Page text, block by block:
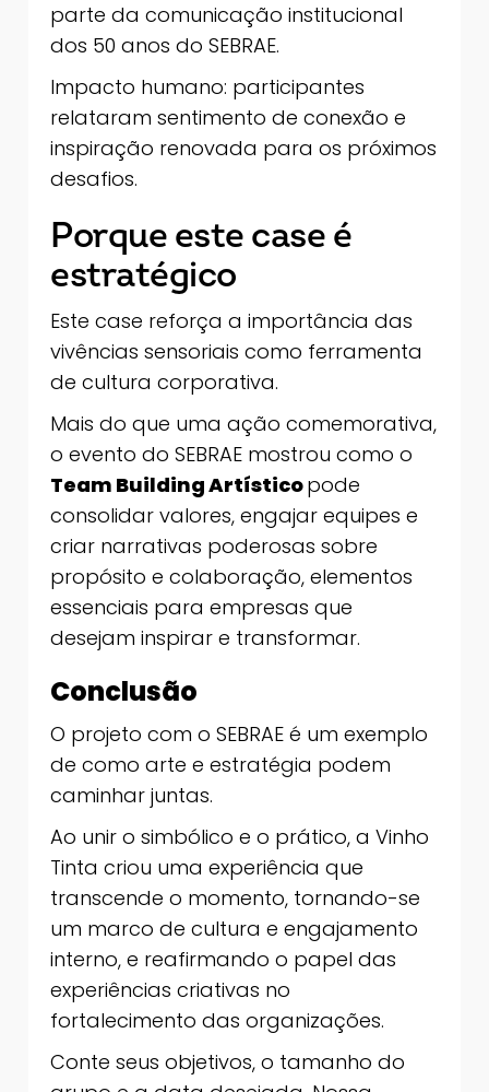
parte da comunicação institucional
dos 50 anos do SEBRAE.
Impacto humano: participantes
relataram sentimento de conexão e
inspiração renovada para os próximos
desafios.
Porque este case é
estratégico
Este case reforça a importância das
vivências sensoriais como ferramenta
de cultura corporativa.
Mais do que uma ação comemorativa,
o evento do SEBRAE mostrou como o
Team Building Artísticopode
consolidar valores, engajar equipes e
criar narrativas poderosas sobre
propósito e colaboração, elementos
essenciais para empresas que
desejam inspirar e transformar.
Conclusão
O projeto com o SEBRAE é um exemplo
de como arte e estratégia podem
caminhar juntas.
Ao unir o simbólico e o prático, a Vinho
Tinta criou uma experiência que
transcende o momento, tornando-se
um marco de cultura e engajamento
interno, e reafirmando o papel das
experiências criativas no
fortalecimento das organizações.
Conte seus objetivos, o tamanho do